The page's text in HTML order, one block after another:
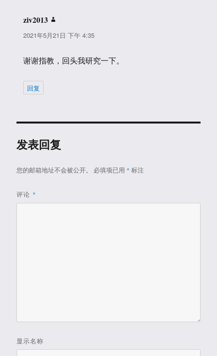
ziv2013
道：
2021年5月21日 下午 4:35
谢谢指教，回头我研究一下。
回复
发表回复
您的邮箱地址不会被公开。 必填项已用 * 标注
评论 *
显示名称